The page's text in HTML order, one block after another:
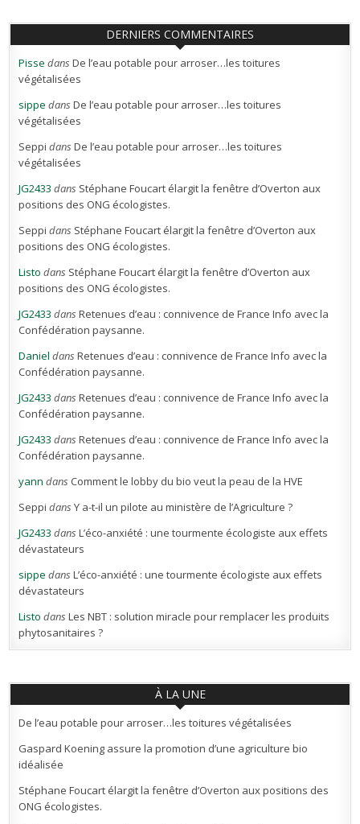
DERNIERS COMMENTAIRES
Pisse dansDe l’eau potable pour arroser…les toitures
végétalisées
sippe dansDe l’eau potable pour arroser…les toitures
végétalisées
Seppi dansDe l’eau potable pour arroser…les toitures
végétalisées
JG2433 dans Stéphane Foucart élargit la fenêtre d’Overton aux
positions des ONG écologistes.
Seppi dans Stéphane Foucart élargit la fenêtre d’Overton aux
positions des ONG écologistes.
Listo dans Stéphane Foucart élargit la fenêtre d’Overton aux
positions des ONG écologistes.
JG2433 dansRetenues d’eau : connivence de France Info avec la
Confédération paysanne.
Daniel dansRetenues d’eau : connivence de France Info avec la
Confédération paysanne.
JG2433 dansRetenues d’eau : connivence de France Info avec la
Confédération paysanne.
JG2433 dansRetenues d’eau : connivence de France Info avec la
Confédération paysanne.
yann dans Comment le lobby du bio veut la peau de la HVE
Seppi dansY a-t-il un pilote au ministère de l’Agriculture ?
JG2433 dansL’éco-anxiété : une tourmente écologiste aux effets
dévastateurs
sippe dansL’éco-anxiété : une tourmente écologiste aux effets
dévastateurs
Listo dansLes NBT : solution miracle pour remplacer les produits
phytosanitaires ?
À LA UNE
De l’eau potable pour arroser…les toitures végétalisées
Gaspard Koening assure la promotion d’une agriculture bio
idéalisée
Stéphane Foucart élargit la fenêtre d’Overton aux positions des
ONG écologistes.